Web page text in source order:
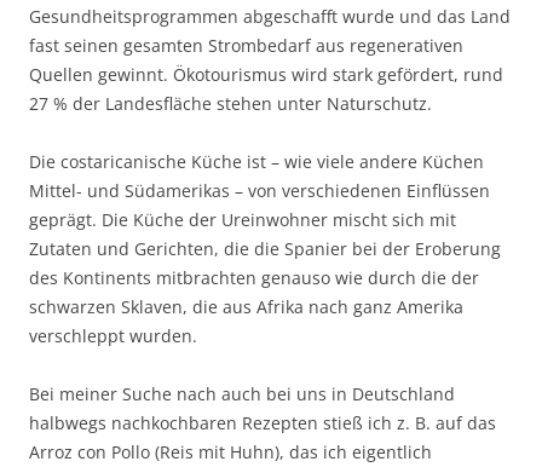
Gesundheitsprogrammen abgeschafft wurde und das Land
fast seinen gesamten Strombedarf aus regenerativen
Quellen gewinnt. Ökotourismus wird stark gefördert, rund
27 % der Landesfläche stehen unter Naturschutz.
Die costaricanische Küche ist – wie viele andere Küchen
Mittel- und Südamerikas – von verschiedenen Einflüssen
geprägt. Die Küche der Ureinwohner mischt sich mit
Zutaten und Gerichten, die die Spanier bei der Eroberung
des Kontinents mitbrachten genauso wie durch die der
schwarzen Sklaven, die aus Afrika nach ganz Amerika
verschleppt wurden.
Bei meiner Suche nach auch bei uns in Deutschland
halbwegs nachkochbaren Rezepten stieß ich z. B. auf das
Arroz con Pollo (Reis mit Huhn), das ich eigentlich